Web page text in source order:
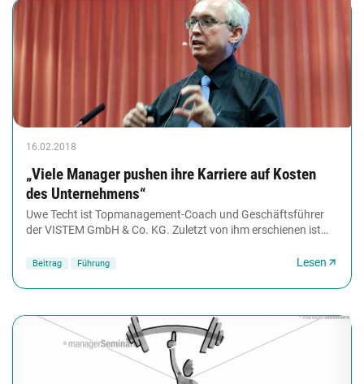
16.02.2018
„Viele Manager pushen ihre Karriere auf Kosten
des Unternehmens“
Uwe Techt ist Topmanagement-Coach und Geschäftsführer
der VISTEM GmbH & Co. KG. Zuletzt von ihm erschienen ist
Beitrag Führung Lesen